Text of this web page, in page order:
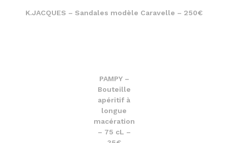
K.JACQUES – Sandales modèle Caravelle – 250€
PAMPY –
Bouteille
apéritif à
longue
macération
– 75 cL –